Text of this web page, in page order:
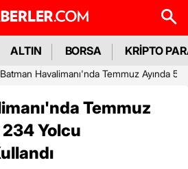
ALTIN BORSA KRİPTO
Batman Havalimanı'nda Temmuz Ayında
Temmuz
234 Yolcu